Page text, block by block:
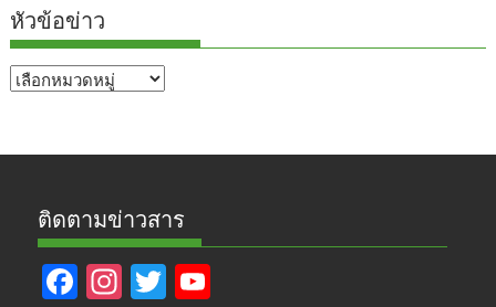
หัวข้อข่าว
หัวข้อ
ติดตามข่าวสาร
F In T